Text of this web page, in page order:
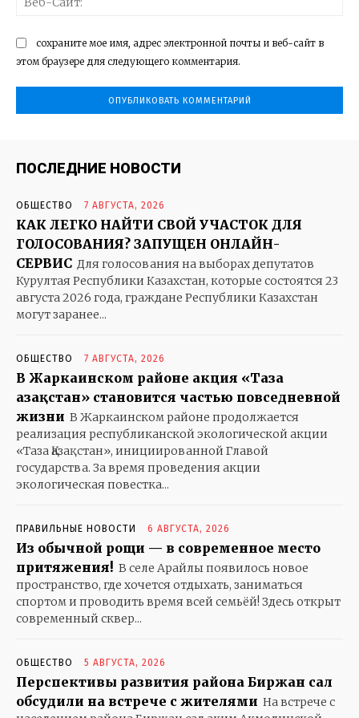
сохраните мое имя, адрес электронной почты и веб-сайт в
этом браузере для следующего комментария.
ПОСЛЕДНИЕ НОВОСТИ
ОБЩЕСТВО 7 АВГУСТА, 2026
КАК ЛЕГКО НАЙТИ СВОЙ УЧАСТОК ДЛЯ
ГОЛОСОВАНИЯ? ЗАПУЩЕН ОНЛАЙН-
СЕРВИС Для голосования на выборах депутатов
Курултая Республики Казахстан, которые состоятся 23
августа 2026 года, граждане Республики Казахстан
могут заранее...
ОБЩЕСТВО 7 АВГУСТА, 2026
В Жаркаинском районе акция «Таза
Қазақстан» становится частью повседневной
жизни В Жаркаинском районе продолжается
реализация республиканской экологической акции
«Таза Қазақстан», инициированной Главой
государства. За время проведения акции
экологическая повестка...
ПРАВИЛЬНЫЕ НОВОСТИ 6 АВГУСТА, 2026
Из обычной рощи — в современное место
притяжения! В селе Арайлы появилось новое
пространство, где хочется отдыхать, заниматься
спортом и проводить время всей семьёй! Здесь открыт
современный сквер...
ОБЩЕСТВО 5 АВГУСТА, 2026
Перспективы развития района Биржан сал
обсудили на встрече с жителями На встрече с